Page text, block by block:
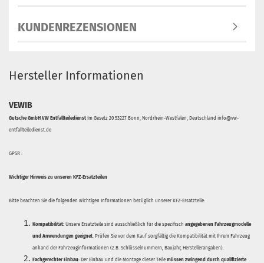
KUNDENREZENSIONEN
Hersteller Informationen
VEWIB
Gutsche GmbH VW Entfallteiledienst Im Gesetz 20 53227 Bonn, Nordrhein-Westfalen, Deutschland info@vw-
entfallteiledienst.de
GPSR :
Wichtiger Hinweis zu unseren KFZ-Ersatzteilen
Bitte beachten Sie die folgenden wichtigen Informationen bezüglich unserer KFZ-Ersatzteile:
Kompatibilität: Unsere Ersatzteile sind ausschließlich für die spezifisch angegebenen Fahrzeugmodelle
und Anwendungen geeignet. Prüfen Sie vor dem Kauf sorgfältig die Kompatibilität mit Ihrem Fahrzeug
anhand der Fahrzeuginformationen (z.B. Schlüsselnummern, Baujahr, Herstellerangaben).
Fachgerechter Einbau: Der Einbau und die Montage dieser Teile müssen zwingend durch qualifizierte